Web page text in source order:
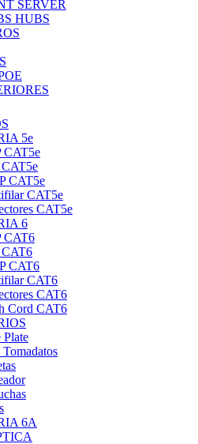
SERVER
HUBS
5e
CAT5e
CAT5e
CAT5e
CAT5e
CAT5e
6
CAT6
CAT6
CAT6
CAT6
CAT6
Cord CAT6
Plate
Tomadatos
6A